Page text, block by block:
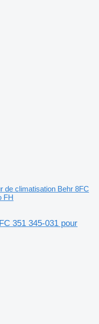
de climatisation Behr 8FC
FH
351 345-031 pour